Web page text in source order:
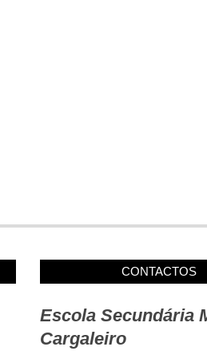
CONTACTOS
Escola Secundária
Cargaleiro